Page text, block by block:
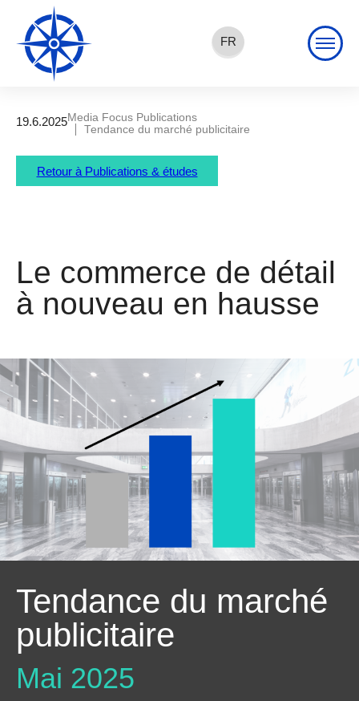
FR
19.6.2025Media Focus Publications
Tendance du marché publicitaire
Retour à Publications & études
Le commerce de détail
à nouveau en hausse
Tendance du marché
publicitaire
Mai 2025